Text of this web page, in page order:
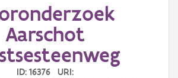
Aarschot
ID: 16376 URI: